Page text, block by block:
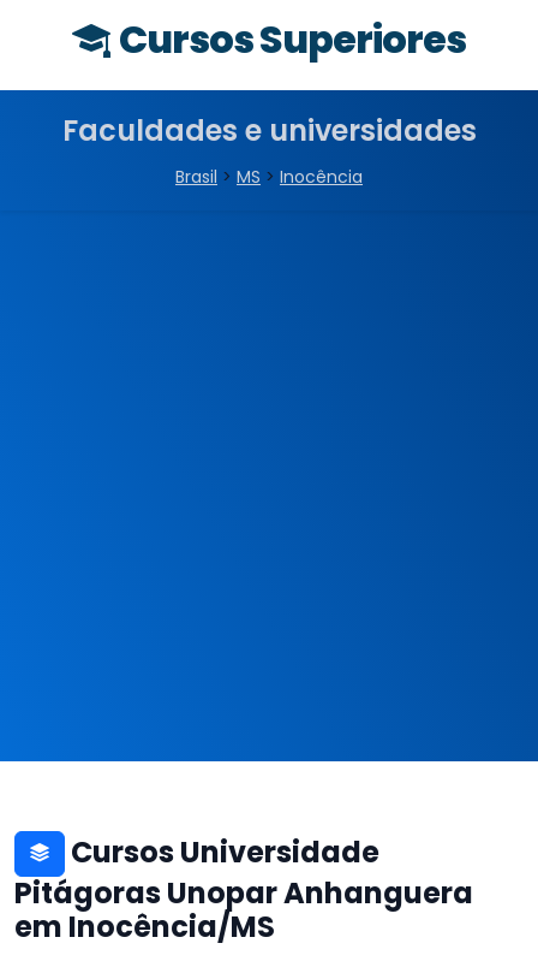
Cursos Superiores
Faculdades e universidades
Brasil > MS > Inocência
Cursos Universidade
Pitágoras Unopar Anhanguera
em Inocência/MS